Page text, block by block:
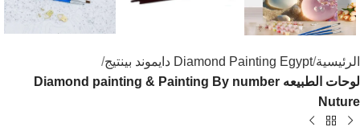
الرئيسية Diamond Painting Egypt دايموند بينتيج
لوحات الطبيعه Diamond painting & Painting By number
Nuture